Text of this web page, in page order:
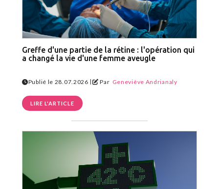
Greffe d'une partie de la rétine : l'opération qui
a changé la vie d'une femme aveugle
Publié le 28.07.2026 | Par Geneviève Andrianaly
LIRE L'ARTICLE